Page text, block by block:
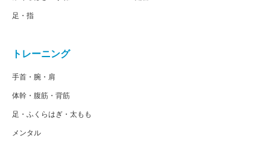
足・指
トレーニング
手首・腕・肩
体幹・腹筋・背筋
足・ふくらはぎ・太もも
メンタル